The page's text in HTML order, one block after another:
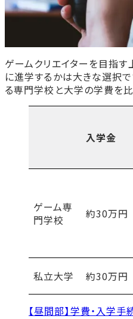
特待生制度や
働きながら
ゲームクリエイター専門
奨学金は誰で
まとめ
HALでゲーム開発につい
昼間部 ゲー
昼間部 ゲー
Ⅰ／ゲーム企
昼間部 ゲー
Ⅰ／ゲーム制
昼間部 ゲー
夜間部 ゲー
ゲームクリエイターを目指す
に進学するかは大きな選択で
る専門学校と大学の学費を比
入学金
ゲーム専
門学校
約30万円
私立大学 約30万円
【昼間部】学費・入学手